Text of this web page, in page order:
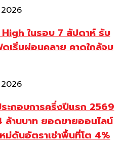
ในรอบ 7 สัปดาห์ รับ
เริ่มผ่อนคลาย คาดใกล้จบ
ะกอบการครึ่งปีแรก 2569
ล้านบาท ยอดขายออนไลน์
ม่ดันอัตราเช่าพื้นที่โต 4%